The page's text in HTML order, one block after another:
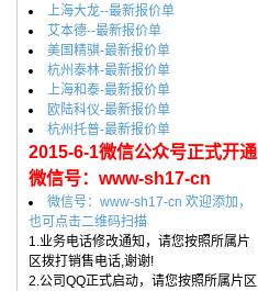
上海大龙--最新报价单
艾本德--最新报价单
美国精骐-最新报价单
杭州泰林-最新报价单
上海和泰-最新报价单
欧陆科仪-最新报价单
杭州托普-最新报价单
2015-6-1微信公众号正式开通
微信号：www-sh17-cn
微信号：www-sh17-cn 欢迎添加，
也可点击二维码扫描
1.业务电话修改通知，请您按照所属片
区拨打销售电话,谢谢!
2.公司QQ正式启动，请您按照所属片区